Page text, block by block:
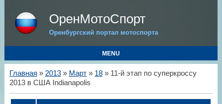
ОренМотоСпорт
Оренбургский портал мотоспорта
MENU
Главная » 2013 » Март » 18» 11-й этап по суперкроссу
2013 в США Indianapolis